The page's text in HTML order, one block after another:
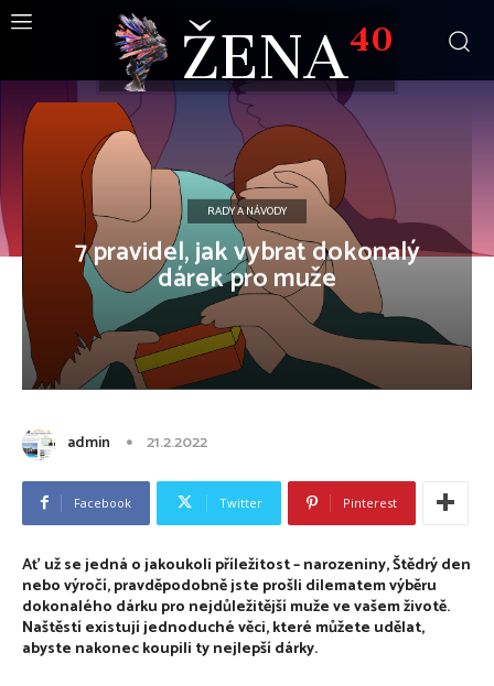
ŽENA40
RADY A NÁVODY
7 pravidel, jak vybrat dokonalý
dárek pro muže
admin 21.2.2022
Facebook Twitter Pinterest
Ať už se jedná o jakoukoli příležitost – narozeniny, Štědrý den
nebo výročí, pravděpodobně jste prošli dilematem výběru
dokonalého dárku pro nejdůležitější muže ve vašem životě.
Naštěstí existují jednoduché věci, které můžete udělat,
abyste nakonec koupili ty nejlepší dárky.